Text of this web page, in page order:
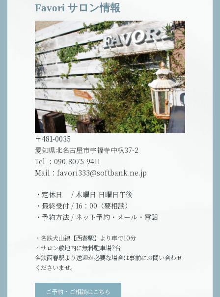
Favori サロン情報
〒481-0035
愛知県北名古屋市宇福寺中杁37-2
Tel ：090-8075-9411
Mail：favori333@softbank.ne.jp
・定休日 / 木曜日 日曜日午後
・最終受付 / 16：00（要相談）
・予約方法 / ネット予約・メール・電話
・名鉄犬山線【西春駅】より車で10分
・サロン敷地内に無料駐車場2台
名鉄西春駅より送迎が必要な場合は事前にお問い合わせ
くださいませ。
ご予約・ご相談はこちら